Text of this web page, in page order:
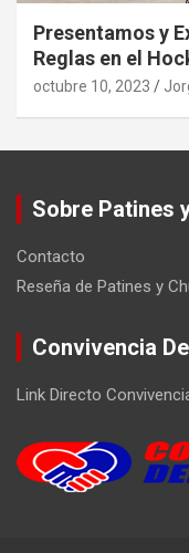
Presentamos y
Reglas en el
octubre 10, 2023
Sobre Patines
Contacto
Reseña de Patines y
Convivencia
Link Directo